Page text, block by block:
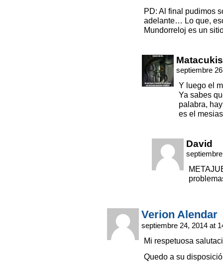
PD: Al final pudimos
adelante… Lo que,
Mundorreloj es un
Matacukis
septiembre
Y luego el
Ya sabes
palabra,
es el
David
Verion Alendar
septiembre 24, 2014 at
Mi respetuosa
Quedo a su